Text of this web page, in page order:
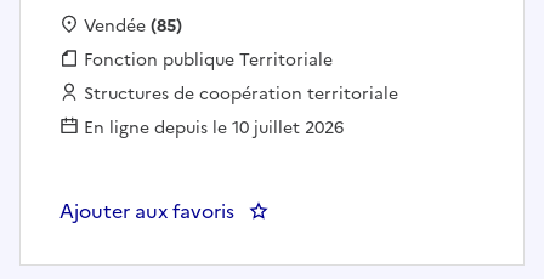
Localisation :
Vendée(85)
Fonction publique :
Fonction publique Territoriale
Employeur :
Structures de coopération territoriale
En ligne depuis le 10 juillet 2026
Ajouter aux favoris : CHARGÉ DE PROJET